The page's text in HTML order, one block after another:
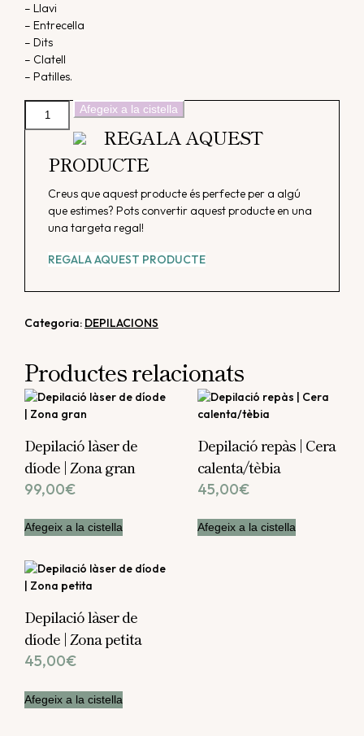
– Llavi
– Entrecella
– Dits
– Clatell
– Patilles.
quantitat
làser
díode
Zona
Afegeix a la cistella
REGALA AQUEST
PRODUCTE
Creus que aquest producte és perfecte per a algú
que estimes? Pots convertir aquest producte en una
una targeta regal!
REGALA AQUEST PRODUCTE
Categoria: DEPILACIONS
Productes relacionats
Depilació làser de
díode | Zona gran
99,00€
Afegeix a la cistella
Depilació repàs | Cera
calenta/tèbia
45,00€
Afegeix a la cistella
Depilació làser de
díode | Zona petita
45,00€
Afegeix a la cistella